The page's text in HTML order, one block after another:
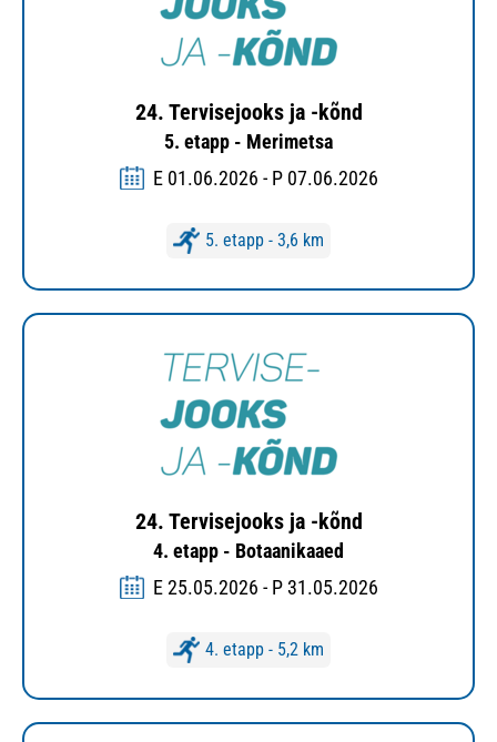
24. Tervisejooks ja -kõnd
5. etapp - Merimetsa
E 01.06.2026 - P 07.06.2026
5. etapp - 3,6 km
24. Tervisejooks ja -kõnd
4. etapp - Botaanikaaed
E 25.05.2026 - P 31.05.2026
4. etapp - 5,2 km